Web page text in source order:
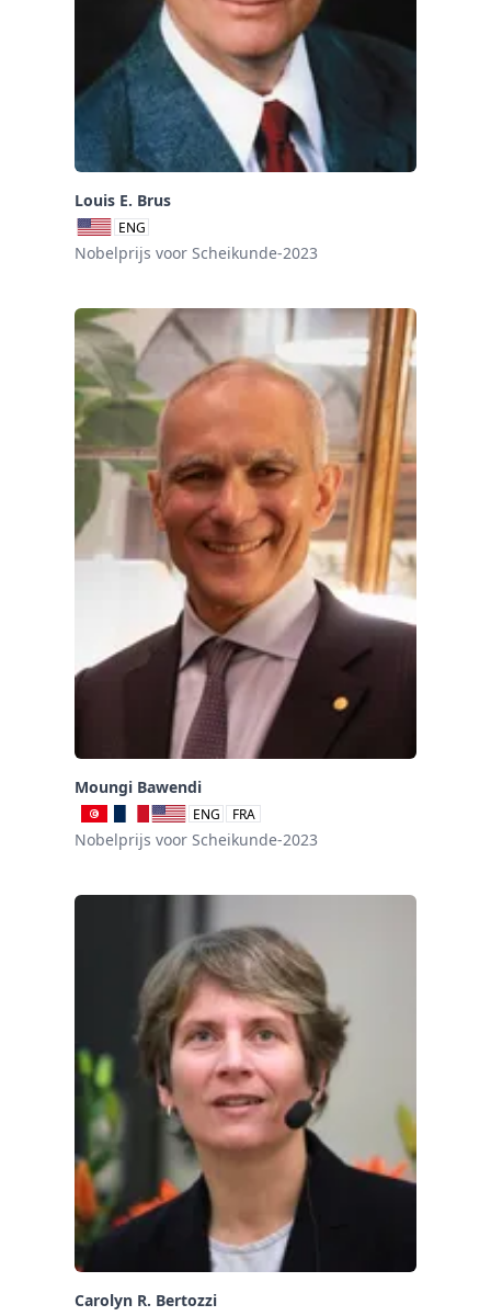
Louis E. Brus
ENG
Nobelprijs voor Scheikunde-2023
Moungi Bawendi
ENG FRA
Nobelprijs voor Scheikunde-2023
Carolyn R. Bertozzi